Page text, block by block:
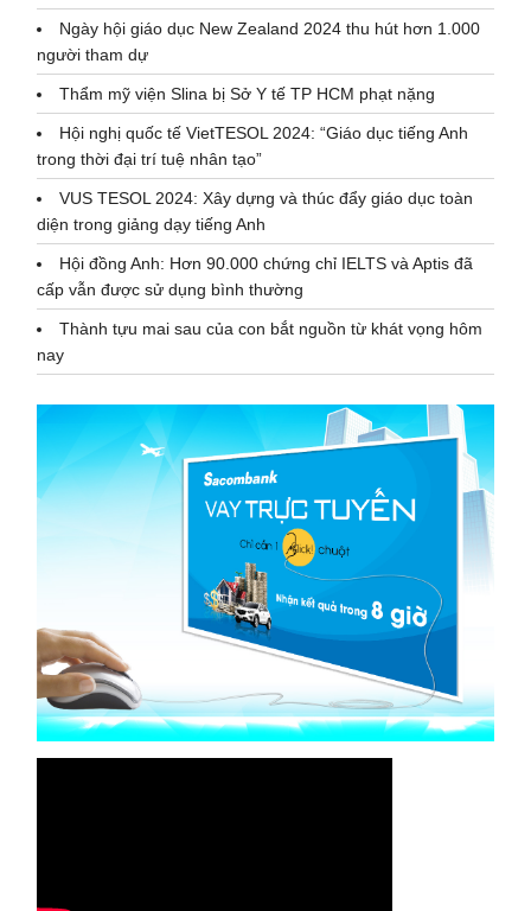
Ngày hội giáo dục New Zealand 2024 thu hút hơn 1.000
người tham dự
Thẩm mỹ viện Slina bị Sở Y tế TP HCM phạt nặng
Hội nghị quốc tế VietTESOL 2024: “Giáo dục tiếng Anh
trong thời đại trí tuệ nhân tạo”
VUS TESOL 2024: Xây dựng và thúc đẩy giáo dục toàn
diện trong giảng dạy tiếng Anh
Hội đồng Anh: Hơn 90.000 chứng chỉ IELTS và Aptis đã
cấp vẫn được sử dụng bình thường
Thành tựu mai sau của con bắt nguồn từ khát vọng hôm
nay